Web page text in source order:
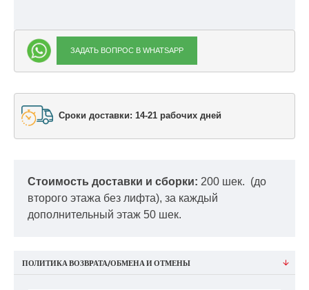
ЗАДАТЬ ВОПРОС В WHATSAPP
Сроки доставки: 14-21 рабочих дней
Стоимость доставки и сборки: 200 шек. (до
второго этажа без лифта), за каждый
дополнительный этаж 50 шек.
ПОЛИТИКА ВОЗВРАТА/ОБМЕНА И ОТМЕНЫ